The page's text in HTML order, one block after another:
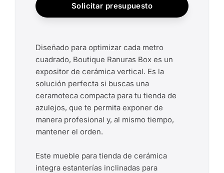
Solicitar presupuesto
Diseñado para optimizar cada metro
cuadrado, Boutique Ranuras Box es un
expositor de cerámica vertical. Es la
solución perfecta si buscas una
ceramoteca compacta para tu tienda de
azulejos, que te permita exponer de
manera profesional y, al mismo tiempo,
mantener el orden.
Este mueble para tienda de cerámica
integra estanterías inclinadas para